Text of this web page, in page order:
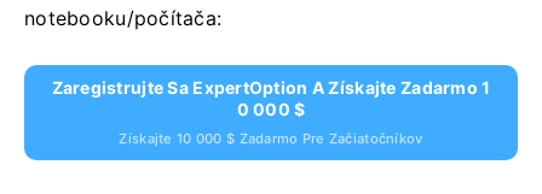
notebooku/počítača:
Zaregistrujte Sa ExpertOption A Získajte Zadarmo 1
0 000 $
Získajte 10 000 $ Zadarmo Pre Začiatočníkov